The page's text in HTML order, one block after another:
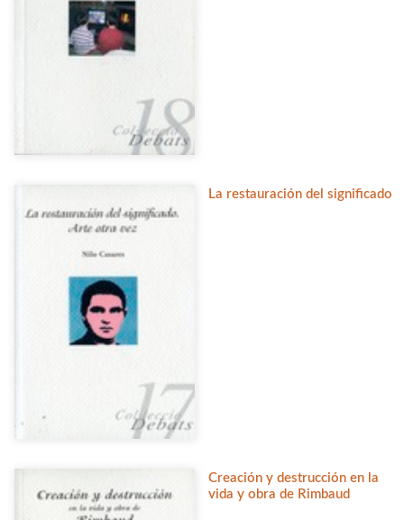
La restauración del significado
Creación y destrucción en la
vida y obra de Rimbaud